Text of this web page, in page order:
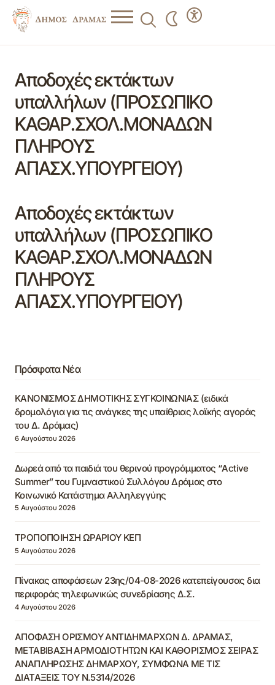
Αποδοχές εκτάκτων
υπαλλήλων (ΠΡΟΣΩΠΙΚΟ
ΚΑΘΑΡ.ΣΧΟΛ.ΜΟΝΑΔΩΝ
ΠΛΗΡΟΥΣ
ΑΠΑΣΧ.ΥΠΟΥΡΓΕΙΟΥ)
Αποδοχές εκτάκτων
υπαλλήλων (ΠΡΟΣΩΠΙΚΟ
ΚΑΘΑΡ.ΣΧΟΛ.ΜΟΝΑΔΩΝ
ΠΛΗΡΟΥΣ
ΑΠΑΣΧ.ΥΠΟΥΡΓΕΙΟΥ)
Πρόσφατα Νέα
ΚΑΝΟΝΙΣΜΟΣ ΔΗΜΟΤΙΚΗΣ ΣΥΓΚΟΙΝΩΝΙΑΣ (ειδικά
δρομολόγια για τις ανάγκες της υπαίθριας λαϊκής αγοράς
του Δ. Δράμας)
6 Αυγούστου 2026
Δωρεά από τα παιδιά του θερινού προγράμματος “Active
Summer” του Γυμναστικού Συλλόγου Δράμας στο
Κοινωνικό Κατάστημα Αλληλεγγύης
5 Αυγούστου 2026
ΤΡΟΠΟΠΟΙΗΣΗ ΩΡΑΡΙΟΥ ΚΕΠ
5 Αυγούστου 2026
Πίνακας αποφάσεων 23ης/04-08-2026 κατεπείγουσας δια
περιφοράς τηλεφωνικώς συνεδρίασης Δ.Σ.
4 Αυγούστου 2026
ΑΠΟΦΑΣΗ ΟΡΙΣΜΟΥ ΑΝΤΙΔΗΜΑΡΧΩΝ Δ. ΔΡΑΜΑΣ,
ΜΕΤΑΒΙΒΑΣΗ ΑΡΜΟΔΙΟΤΗΤΩΝ ΚΑΙ ΚΑΘΟΡΙΣΜΟΣ ΣΕΙΡΑΣ
ΑΝΑΠΛΗΡΩΣΗΣ ΔΗΜΑΡΧΟΥ, ΣΥΜΦΩΝΑ ΜΕ ΤΙΣ
ΔΙΑΤΑΞΕΙΣ ΤΟΥ Ν.5314/2026